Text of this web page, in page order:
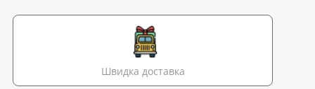
Швидка доставка